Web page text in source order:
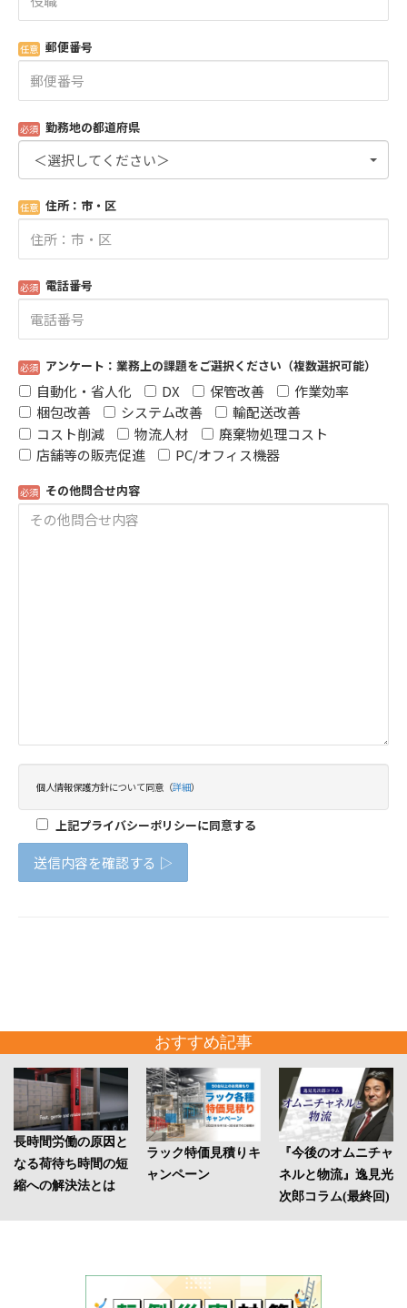
おすすめ記事
長時間労働の原因と
なる荷待ち時間の短
縮への解決法とは
ラック特価見積りキ
ャンペーン
『今後のオムニチャ
ネルと物流』逸見光
次郎コラム(最終回)